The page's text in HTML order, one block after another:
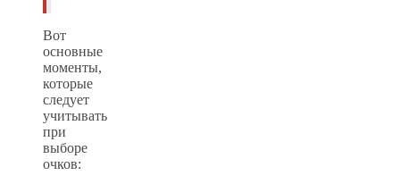
Вот
основные
моменты,
которые
следует
учитывать
при
выборе
очков: